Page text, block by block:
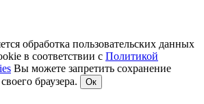
обработка пользовательских данных
в соответствии с Политикой
Вы можете запретить сохранение
браузера.
Ок